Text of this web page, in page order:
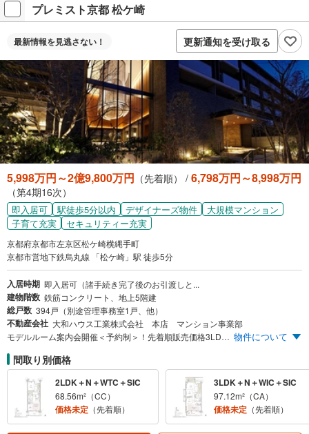
プレミスト京都 松ケ崎
最新情報を見逃さない！ 更新通知を受け取る
5,998万円～2億9,800万円 （先着順） / 6,798万円～8,998万円
（第4期16次）
即入居可 駅徒歩5分以内 デザイナーズ物件
大規模マンション
子育て充実
セキュリティー充実
京都府京都市左京区松ケ崎横縄手町
京都市営地下鉄烏丸線 「松ケ崎」駅 徒歩5分
入居時期 即入居可（諸手続き完了後のお引渡しと...
建物階数 鉄筋コンクリート、地上5階建
総戸数 394戸（別途管理事務室1戸、他）
不動産会社 大和ハウス工業株式会社 本店 マンション事業部
モデルルーム案内会開催＜予約制＞！先着順販売価格3LDK 6,998万円～。その他専用ルーフトップテラス付 屋根付平面駐車場付も販売中。東京案内会随時開催中（予約制）。地下鉄烏丸線「松ヶ崎」駅徒歩5分、「京都」駅まで17分。 ※1:「プレミスト京都 松ケ崎」の2025年（2025年1月1日～2025年12月31日）成約戸数137戸は、京都府内における新築分譲マンションの中で最多となります。（2026年1月現在 MRC調べ） 物件について
間取り別価格
2LDK＋N＋WTC＋SIC
68.56m²（CC）
価格未定 （先着順）
3LDK＋N＋WIC＋SIC
97.12m²（CA）
価格未定 （先着順）